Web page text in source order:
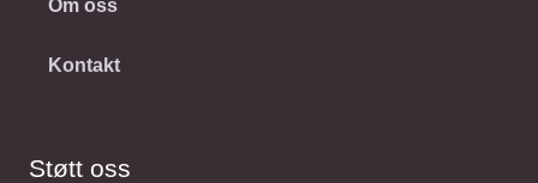
Om oss
Kontakt
Støtt oss